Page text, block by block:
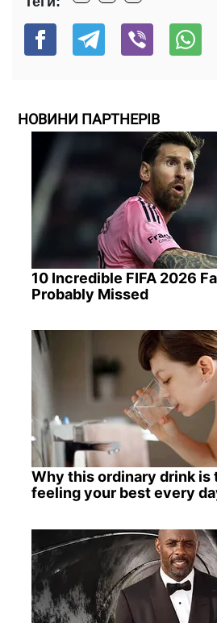
НОВИНИ ПАРТНЕРІВ
10 Incredible FIFA 2026
Probably Missed
Why this ordinary drink is
feeling your best every